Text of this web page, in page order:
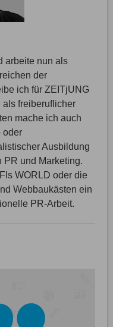
arbeite nun als
der
ich für ZEITjUNG
als freiberuflicher
mache ich auch
oder
Ausbildung
PR und Marketing.
WORLD oder die
Webbaukästen ein
PR-Arbeit.